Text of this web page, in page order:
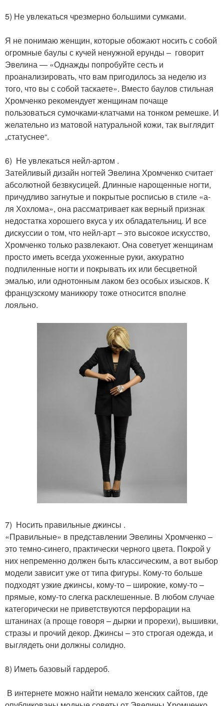
5) Не увлекаться чрезмерно большими сумками.
Я не понимаю женщин, которые обожают носить с собой
огромные баулы с кучей ненужной ерунды – говорит
Эвелина — «Однажды попробуйте сесть и
проанализировать, что вам пригодилось за неделю из
того, что вы с собой таскаете». Вместо баулов стильная
Хромченко рекомендует женщинам почаще
пользоваться сумочками-клатчами на тонком ремешке. И
желательно из матовой натуральной кожи, так выглядит
„статуснее“.
6) Не увлекаться нейл-артом .
Затейливый дизайн ногтей Эвелина Хромченко считает
абсолютной безвкусицей. Длинные нарощенные ногти,
причудливо загнутые и покрытые росписью в стиле «а-
ля Хохлома», она рассматривает как верный признак
недостатка хорошего вкуса у их обладательниц. И все
дискуссии о том, что нейл-арт – это высокое искусство,
Хромченко только развлекают. Она советует женщинам
просто иметь всегда ухоженные руки, аккуратно
подпиленные ногти и покрывать их или бесцветной
эмалью, или однотонным лаком без особых изысков. К
французскому маникюру тоже относится вполне
лояльно.
7) Носить правильные джинсы .
«Правильные» в представлении Эвелины Хромченко –
это темно-синего, практически черного цвета. Покрой у
них непременно должен быть классическим, а вот выбор
модели зависит уже от типа фигуры. Кому-то больше
подходят узкие джинсы, кому-то – широкие, кому-то –
прямые, кому-то слегка расклешенные. В любом случае
категорически не приветствуются перфорации на
штанинах (а проще говоря – дырки и прорехи), вышивки,
стразы и прочий декор. Джинсы – это строгая одежда, и
выглядеть они должны солидно.
8) Иметь базовый гардероб.
В интернете можно найти немало женских сайтов, где